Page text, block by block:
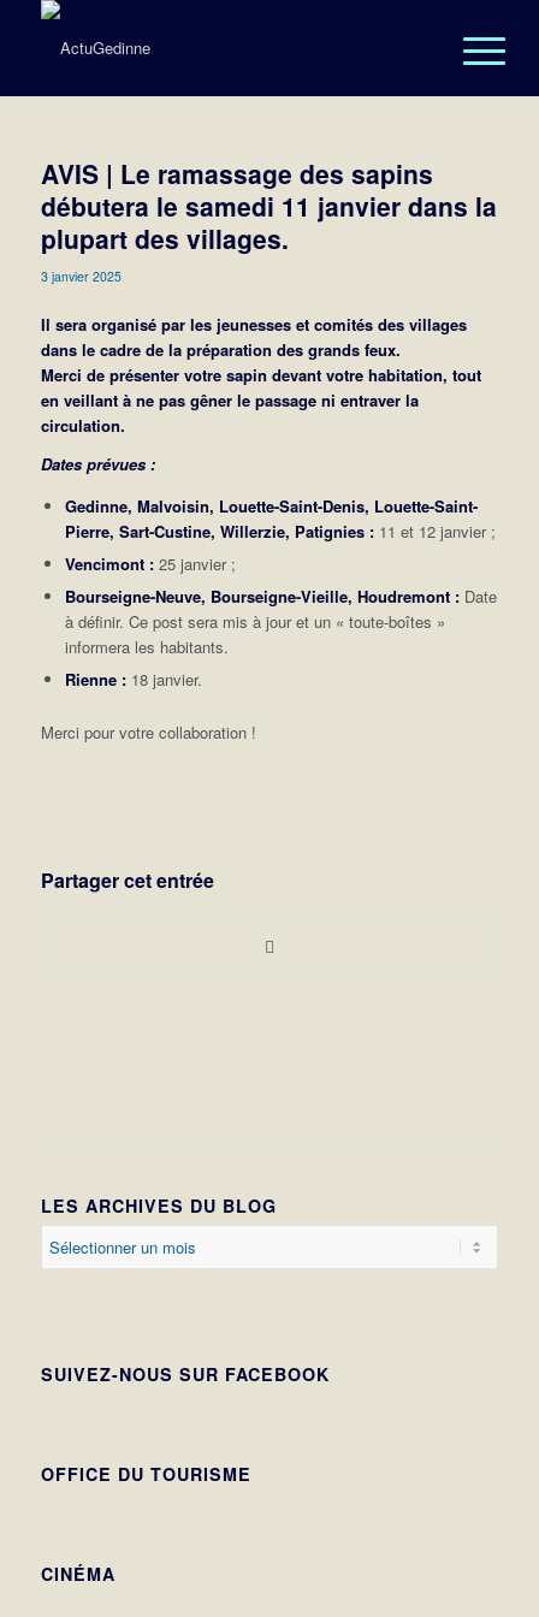
AVIS | Le ramassage des sapins
débutera le samedi 11 janvier dans la
plupart des villages.
3 janvier 2025
Il sera organisé par les jeunesses et comités des villages
dans le cadre de la préparation des grands feux.
Merci de présenter votre sapin devant votre habitation, tout
en veillant à ne pas gêner le passage ni entraver la
circulation.
Dates prévues :
Gedinne, Malvoisin, Louette-Saint-Denis, Louette-Saint-
Pierre, Sart-Custine, Willerzie, Patignies :11 et 12 janvier ;
Vencimont :25 janvier ;
Bourseigne-Neuve, Bourseigne-Vieille, Houdremont :Date
à définir. Ce post sera mis à jour et un « toute-boîtes »
informera les habitants.
Rienne :18 janvier.
Merci pour votre collaboration !
Partager cet entrée
LES ARCHIVES DU BLOG
SUIVEZ-NOUS SUR FACEBOOK
OFFICE DU TOURISME
CINÉMA